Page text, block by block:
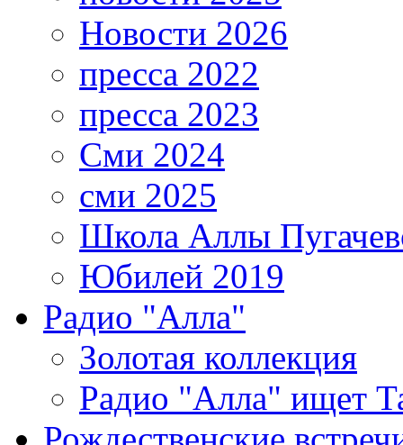
Новости 2026
пресса 2022
пресса 2023
Сми 2024
сми 2025
Школа Аллы
Юбилей 2019
Радио "Алла"
Золотая коллекция
Радио "Алла" ищет